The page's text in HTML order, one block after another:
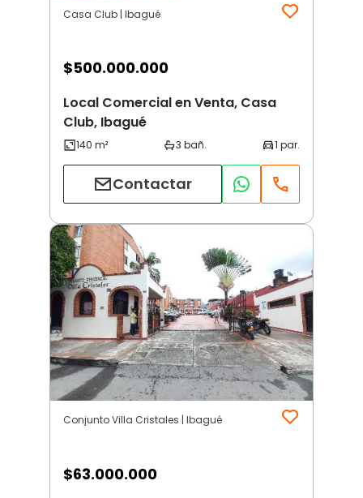
Casa Club | Ibagué
$500.000.000
Local Comercial en Venta, Casa
Club, Ibagué
Contactar
Conjunto Villa Cristales | Ibagué
$63.000.000